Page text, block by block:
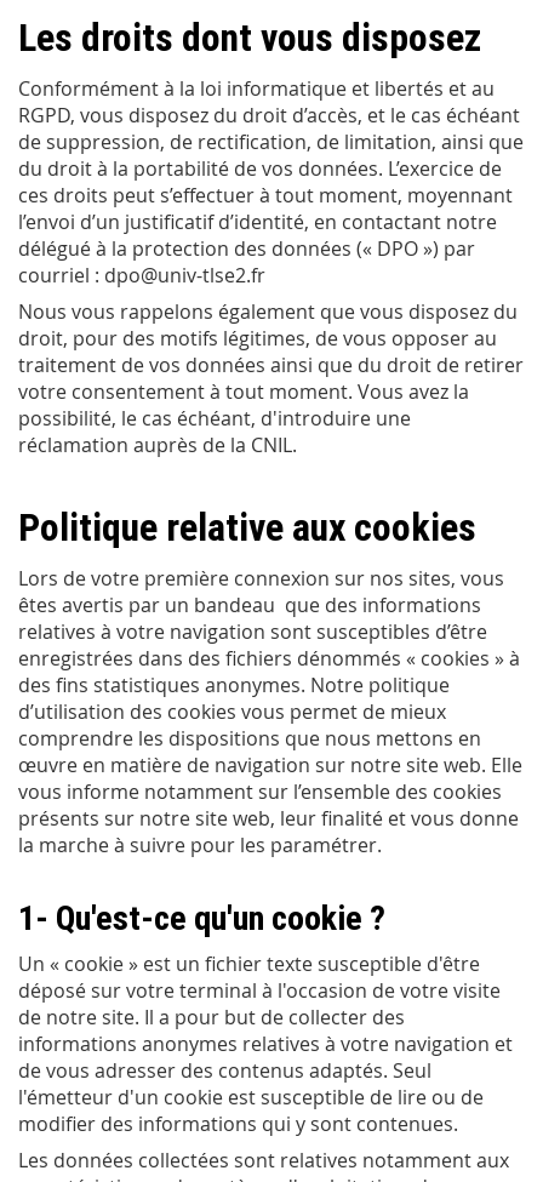
Les droits dont vous disposez
Conformément à la loi informatique et libertés et au
RGPD, vous disposez du droit d’accès, et le cas échéant
de suppression, de rectification, de limitation, ainsi que
du droit à la portabilité de vos données. L’exercice de
ces droits peut s’effectuer à tout moment, moyennant
l’envoi d’un justificatif d’identité, en contactant notre
délégué à la protection des données (« DPO ») par
courriel : dpo@univ-tlse2.fr
Nous vous rappelons également que vous disposez du
droit, pour des motifs légitimes, de vous opposer au
traitement de vos données ainsi que du droit de retirer
votre consentement à tout moment. Vous avez la
possibilité, le cas échéant, d'introduire une
réclamation auprès de la CNIL.
Politique relative aux cookies
Lors de votre première connexion sur nos sites, vous
êtes avertis par un bandeau que des informations
relatives à votre navigation sont susceptibles d’être
enregistrées dans des fichiers dénommés « cookies » à
des fins statistiques anonymes. Notre politique
d’utilisation des cookies vous permet de mieux
comprendre les dispositions que nous mettons en
œuvre en matière de navigation sur notre site web. Elle
vous informe notamment sur l’ensemble des cookies
présents sur notre site web, leur finalité et vous donne
la marche à suivre pour les paramétrer.
1- Qu'est-ce qu'un cookie ?
Un « cookie » est un fichier texte susceptible d'être
déposé sur votre terminal à l'occasion de votre visite
de notre site. Il a pour but de collecter des
informations anonymes relatives à votre navigation et
de vous adresser des contenus adaptés. Seul
l'émetteur d'un cookie est susceptible de lire ou de
modifier des informations qui y sont contenues.
Les données collectées sont relatives notamment aux